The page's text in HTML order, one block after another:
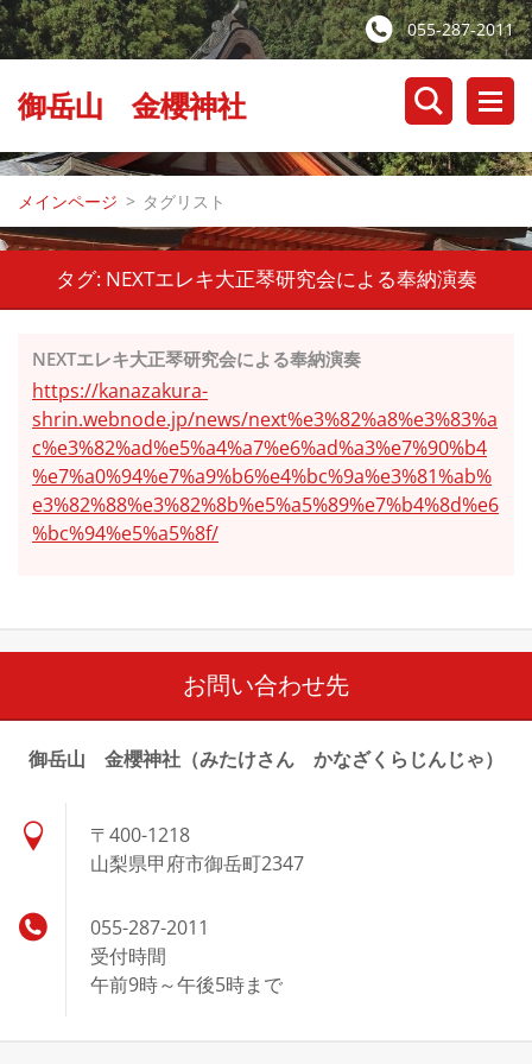
055-287-2011
御岳山 金櫻神社
メインページ > タグリスト
タグ: NEXTエレキ大正琴研究会による奉納演奏
NEXTエレキ大正琴研究会による奉納演奏
https://kanazakura-
shrin.webnode.jp/news/next%e3%82%a8%e3%83%a
c%e3%82%ad%e5%a4%a7%e6%ad%a3%e7%90%b4
%e7%a0%94%e7%a9%b6%e4%bc%9a%e3%81%ab%
e3%82%88%e3%82%8b%e5%a5%89%e7%b4%8d%e6
%bc%94%e5%a5%8f/
お問い合わせ先
御岳山 金櫻神社（みたけさん かなざくらじんじゃ）
〒400-1218
山梨県甲府市御岳町2347
055-287-2011
受付時間
午前9時～午後5時まで